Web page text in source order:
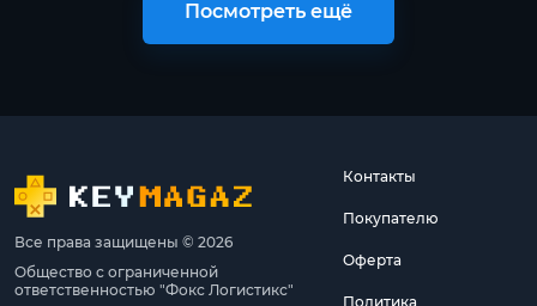
Посмотреть ещё
Все права защищены © 2026
Общество с ограниченной
ответственностью "Фокс Логистикс"
Контакты
Покупателю
Оферта
Политика